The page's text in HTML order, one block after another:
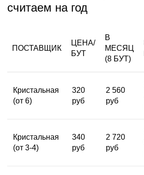
считаем на год
ПОСТАВЩИК
ЦЕНА/
БУТ
В
МЕСЯЦ
(8 БУТ)
Кристальная
(от 6)
320
руб
2 560
руб
Кристальная
(от 3-4)
340
руб
2 720
руб